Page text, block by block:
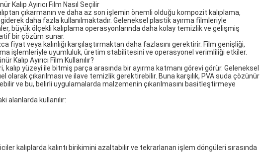
Kalıp Ayırıcı Film Nasıl Seçilir
çıkarmanın ve daha az son işlemin önemli olduğu kompozit kalıplama,
daha fazla kullanılmaktadır. Geleneksel plastik ayırma filmleriyle
büyük ölçekli kalıplama operasyonlarında daha kolay temizlik ve gelişmiş
bir çözüm sunar.
fiyat veya kalınlığı karşılaştırmaktan daha fazlasını gerektirir. Film genişliği,
işlemleriyle uyumluluk, üretim stabilitesini ve operasyonel verimliliği etkiler.
Kalıp Ayırıcı Film Kullanılır?
yüzeyi ile bitmiş parça arasında bir ayırma katmanı görevi görür. Geleneksel
olarak çıkarılması ve ilave temizlik gerektirebilir. Buna karşılık, PVA suda çözünür
ve bu, belirli uygulamalarda malzemenin çıkarılmasını basitleştirmeye
alanlarda kullanılır:
kalıplarda kalıntı birikimini azaltabilir ve tekrarlanan işlem döngüleri sırasında